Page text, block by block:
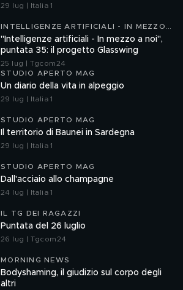
29 lug | Italia 1
INTELLIGENZE ARTIFICIALI - IN MEZZO
A NOI
"Intelligenze artificiali - In mezzo a noi",
puntata 35: il progetto Glasswing
25 lug | Tgcom24
STUDIO APERTO MAG
Un diario della vita in alpeggio
29 lug | Italia 1
STUDIO APERTO MAG
Il territorio di Baunei in Sardegna
29 lug | Italia 1
STUDIO APERTO MAG
Dall'acciaio allo champagne
24 lug | Italia 1
IL TG DEI RAGAZZI
Puntata del 26 luglio
26 lug | Tgcom24
MORNING NEWS
Bodyshaming, il giudizio sul corpo degli
altri